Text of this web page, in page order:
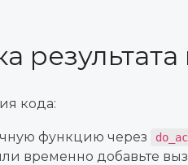
кода:
функцию через
временно добавьте